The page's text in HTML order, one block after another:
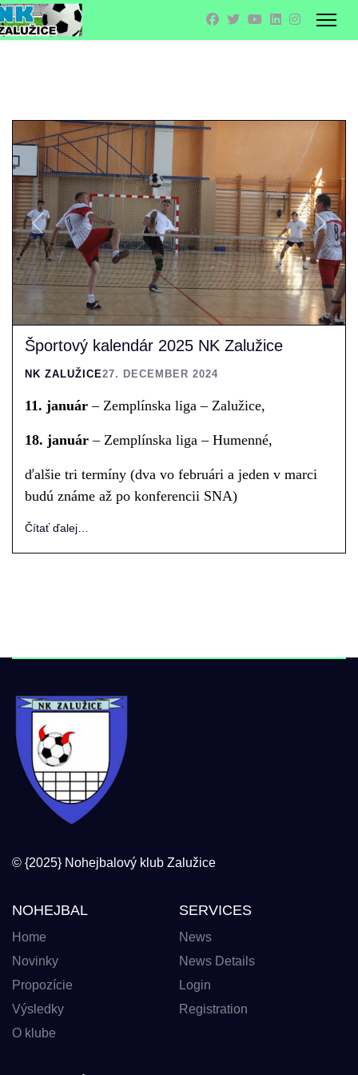
Previous Next
Športový kalendár 2025 NK Zalužice
NK ZALUŽICE27. DECEMBER 2024
11. január– Zemplínska liga – Zalužice,
18. január– Zemplínska liga – Humenné,
ďalšie tri termíny (dva vo februári a jeden v marci
budú známe až po konferencii SNA)
Čítať ďalej…
© {2025} Nohejbalový klub Zalužice
NOHEJBAL
Home
Novinky
Propozície
Výsledky
O klube
SERVICES
News
News Details
Login
Registration